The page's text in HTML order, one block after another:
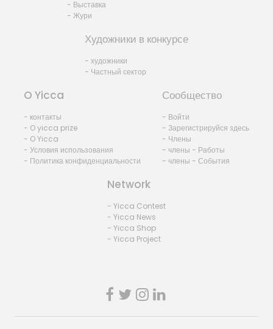
- Выставка
- Жури
Художники в конкурсе
- художники
- Частный сектор
O Yicca
- контакты
- O yicca prize
- O Yicca
- Условия использования
- Политика конфиденциальности
Сообщество
- Войти
- Зарегистрируйся здесь
- Члены
- члены - Работы
- члены - События
Network
- Yicca Contest
- Yicca News
- Yicca Shop
- Yicca Project